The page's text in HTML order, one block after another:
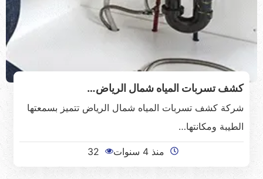
كشف تسربات المياه شمال الرياض…
شركة كشف تسربات المياه شمال الرياض تتميز بسمعتها
الطيبة ومكانتها…
منذ 4 سنوات 32